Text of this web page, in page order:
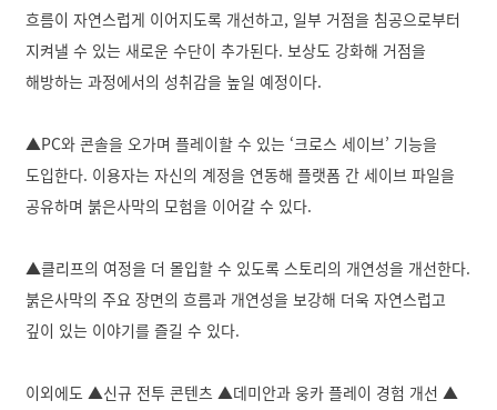
흐름이 자연스럽게 이어지도록 개선하고, 일부 거점을 침공으로부터
지켜낼 수 있는 새로운 수단이 추가된다. 보상도 강화해 거점을
해방하는 과정에서의 성취감을 높일 예정이다.
▲PC와 콘솔을 오가며 플레이할 수 있는 ‘크로스 세이브’ 기능을
도입한다. 이용자는 자신의 계정을 연동해 플랫폼 간 세이브 파일을
공유하며 붉은사막의 모험을 이어갈 수 있다.
▲클리프의 여정을 더 몰입할 수 있도록 스토리의 개연성을 개선한다.
붉은사막의 주요 장면의 흐름과 개연성을 보강해 더욱 자연스럽고
깊이 있는 이야기를 즐길 수 있다.
이외에도 ▲신규 전투 콘텐츠 ▲데미안과 웅카 플레이 경험 개선 ▲